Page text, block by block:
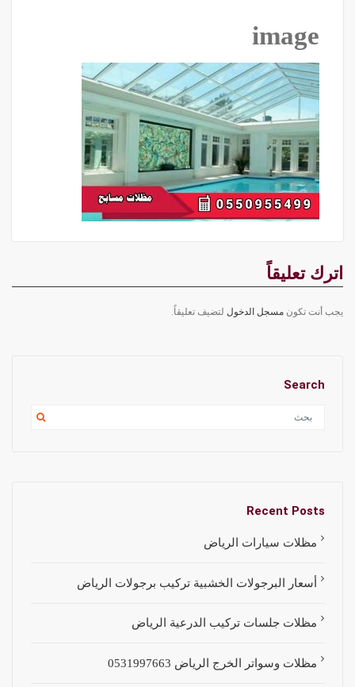
image
اترك تعليقاً
يجب أنت تكون مسجل الدخول لتضيف تعليقاً.
Search
Recent Posts
مظلات سيارات الرياض
أسعار البرجولات الخشبية تركيب برجولات الرياض
مظلات جلسات تركيب الدرعية الرياض
مظلات وسواتر الخرج الرياض 0531997663